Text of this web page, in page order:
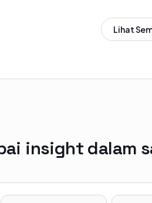
Lihat
insight dalam